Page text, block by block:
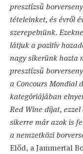
presztízsű
tételeinket, és évről
szerepelnünk.
látjuk a pozitív
nagy sikerünk hozta
presztízsű
a Concours Mondial
kategóriájában
Red Wine díjat,
sikerre már azok is
a nemzetközi
Előd, a Jammertal